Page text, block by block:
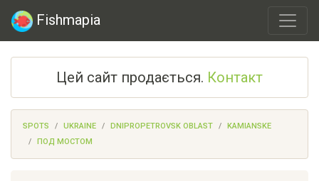
Fishmapia
Цей сайт продається. Контакт
SPOTS UKRAINE DNIPROPETROVSK OBLAST
KAMIANSKE
ПОД МОСТОМ